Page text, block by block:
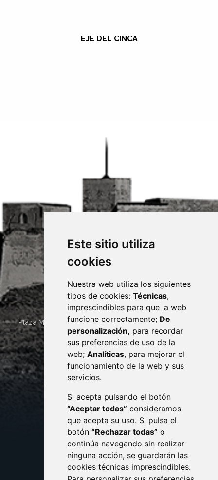
Este sitio utiliza
cookies
Nuestra web utiliza los siguientes
tipos de cookies: Técnicas,
imprescindibles para que la web
funcione correctamente; De
personalización, para recordar
sus preferencias de uso de la
web; Analíticas, para mejorar el
funcionamiento de la web y sus
servicios.
Si acepta pulsando el botón
“Aceptar todas” consideramos
que acepta su uso. Si pulsa el
botón “Rechazar todas” o
continúa navegando sin realizar
ninguna acción, se guardarán las
cookies técnicas imprescindibles.
EJE DEL CINCA
Plaza Mayor 4 22400 MONZÓN - ARAGÓN (ESPAÑA)
· (34) 974 400 700 ·
sac@monzon.es
monzon.es
CONTACTO
AVISO LEGAL
PROTECCIÓN DE DATOS
POLÍTICA DE COOKIES
ACCESIBILIDAD
ENLACE EXTERNO AL